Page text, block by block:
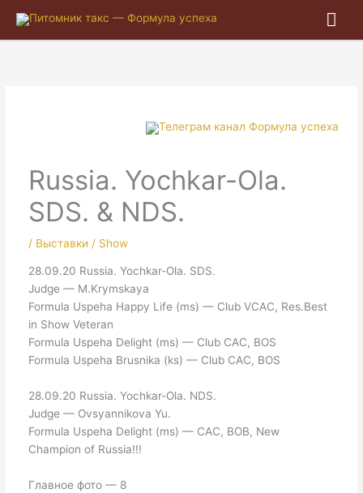
Russia. Yochkar-Ola.
SDS. & NDS.
/ Выставки / Show
28.09.20 Russia. Yochkar-Ola. SDS.
Judge — M.Krymskaya
Formula Uspeha Happy Life (ms) — Club VCAC, Res.Best
in Show Veteran
Formula Uspeha Delight (ms) — Club CAC, BOS
Formula Uspeha Brusnika (ks) — Club CAC, BOS
28.09.20 Russia. Yochkar-Ola. NDS.
Judge — Ovsyannikova Yu.
Formula Uspeha Delight (ms) — CAC, BOB, New
Champion of Russia!!!
Главное фото — 8